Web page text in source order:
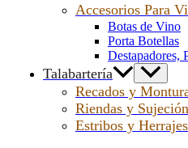
Accesorios Para
Botas de Vino
Porta Botellas
Destapadores,
Talabartería
Recados y
Riendas y Sujeción
Estribos y Herrajes